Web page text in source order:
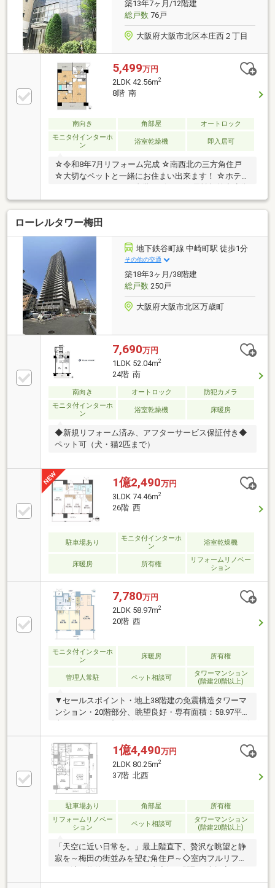
築13年7ヶ月/12階建
総戸数76戸
大阪府大阪市北区本庄西２丁目
5,499万円
2LDK 42.56m2
8階 南
南向き 角部屋
オートロック
モニタ付インターホ
ン
浴室乾燥機 即入居可
☆令和8年7月リフォーム完成 ☆南西北の三方角住戸
☆大切なペットと一緒にお住まい出来ます！ ☆ホテル
利用可能 ☆住宅ローン相談受付中
ローレルタワー梅田
地下鉄谷町線 中崎町駅 徒歩1分
その他の交通
築18年3ヶ月/38階建
総戸数250戸
大阪府大阪市北区万歳町
7,690万円
1LDK 52.04m2
24階 南
南向き オートロック
防犯カメラ
モニタ付インターホ
ン
浴室乾燥機 床暖房
◆新規リフォーム済み、アフターサービス保証付き◆
ペット可（犬・猫2匹まで）
1億2,490万円
3LDK 74.46m2
26階 西
駐車場あり
モニタ付インターホ
ン
浴室乾燥機
床暖房 所有権
リフォームリノベー
ション
7,780万円
2LDK 58.97m2
20階 西
モニタ付インターホ
ン
床暖房 所有権
管理人常駐 ペット相談可
タワーマンション
(階建20階以上)
▼セールスポイント・地上38階建の免震構造タワーマ
ンション・20階部分、眺望良好・専有面積：58.97平
ー有り（キッチン）・床暖房有り（LD）・24時間有人
管理・24時間ゴミ出し可能・ペット2匹飼育可（規約
制限有り）・ホームオフィス利用可（規約制限有
り）・宅配ボックス有り・四重セキュリティシステム
導入▼共用スペース※規約制限有り・1階：コンシェル
ジュサービス・13階：スカイガーデン、キッズルー
ム、コミュニティルーム・31階：スカイラウンジ
1億4,490万円
2LDK 80.25m2
37階 北西
駐車場あり 角部屋
所有権
リフォームリノベー
ション
ペット相談可
タワーマンション
(階建20階以上)
「天空に近い日常を。」最上階直下、贅沢な眺望と静
寂を～梅田の街並みを望む角住戸～◇室内フルリフォ
全室建具交換・全室クロス貼替・全室フローリング貼